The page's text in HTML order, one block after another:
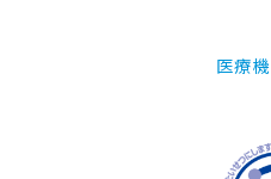
医療